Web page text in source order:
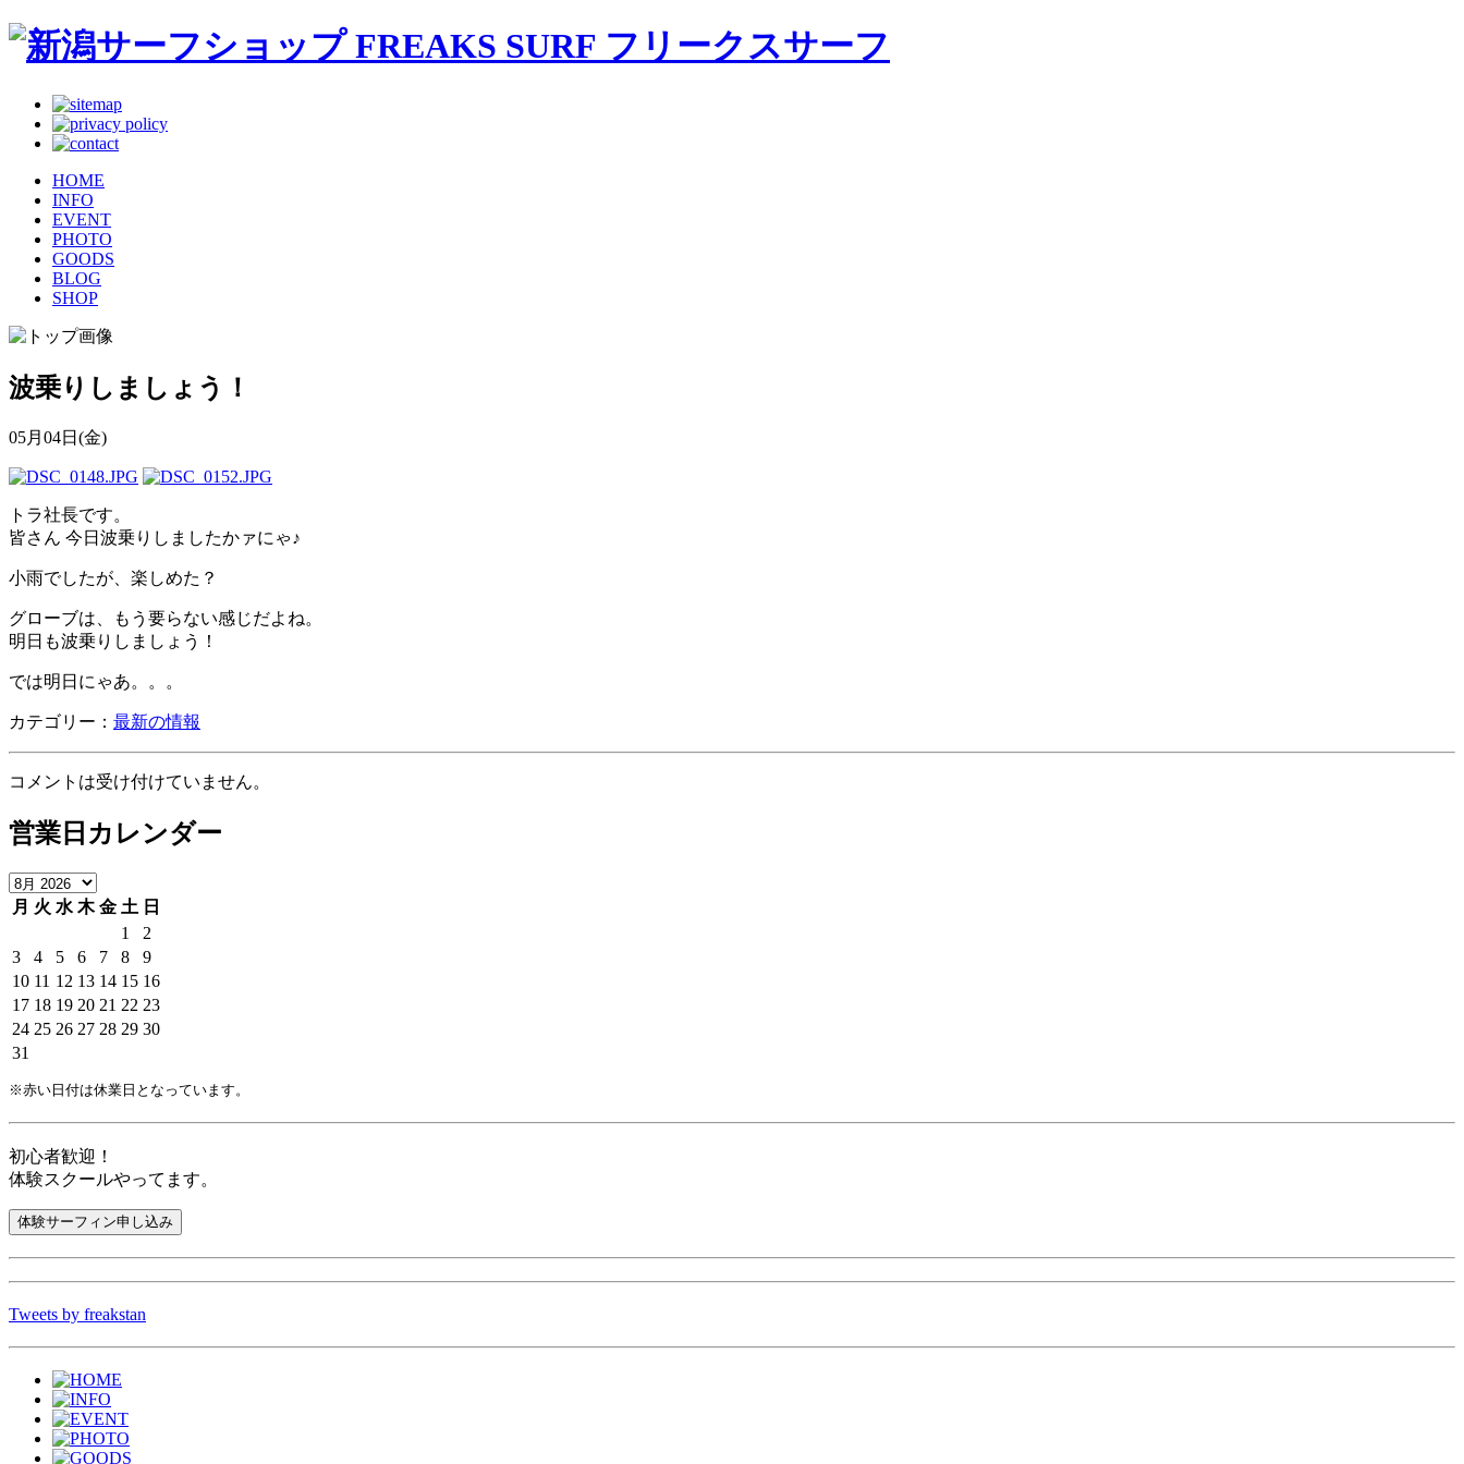
HOME
INFO
EVENT
PHOTO
GOODS
BLOG
SHOP
波乗りしましょう！
05月04日(金)
トラ社長です。
皆さん 今日波乗りしましたかァにゃ♪
小雨でしたが、楽しめた？
グローブは、もう要らない感じだよね。
明日も波乗りしましょう！
では明日にゃあ。。。
カテゴリー： 最新の情報
コメントは受け付けていません。
営業日カレンダー
月 火 水 木 金 土 日
1
2
3
4 5 6 7 8
9
10 11 12 13 14 15 16
17 18 19 20 21 22 23
24 25 26 27 28 29 30
31
※赤い日付は休業日となっています。
初心者歓迎！
体験スクールやってます。
Tweets by freakstan